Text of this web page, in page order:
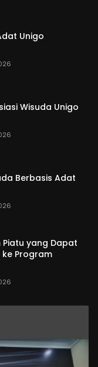
Unigo
Wisuda Unigo
Berbasis Adat
Piatu yang Dapat
ke Program